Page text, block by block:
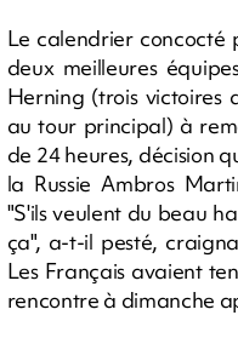
Le calendrier concocté
deux meilleures
Herning (trois victoires
au tour principal) à
de 24 heures, décision
la Russie Ambros
"S'ils veulent du beau
ça", a-t-il pesté,
Les Français avaient
rencontre à dimanche